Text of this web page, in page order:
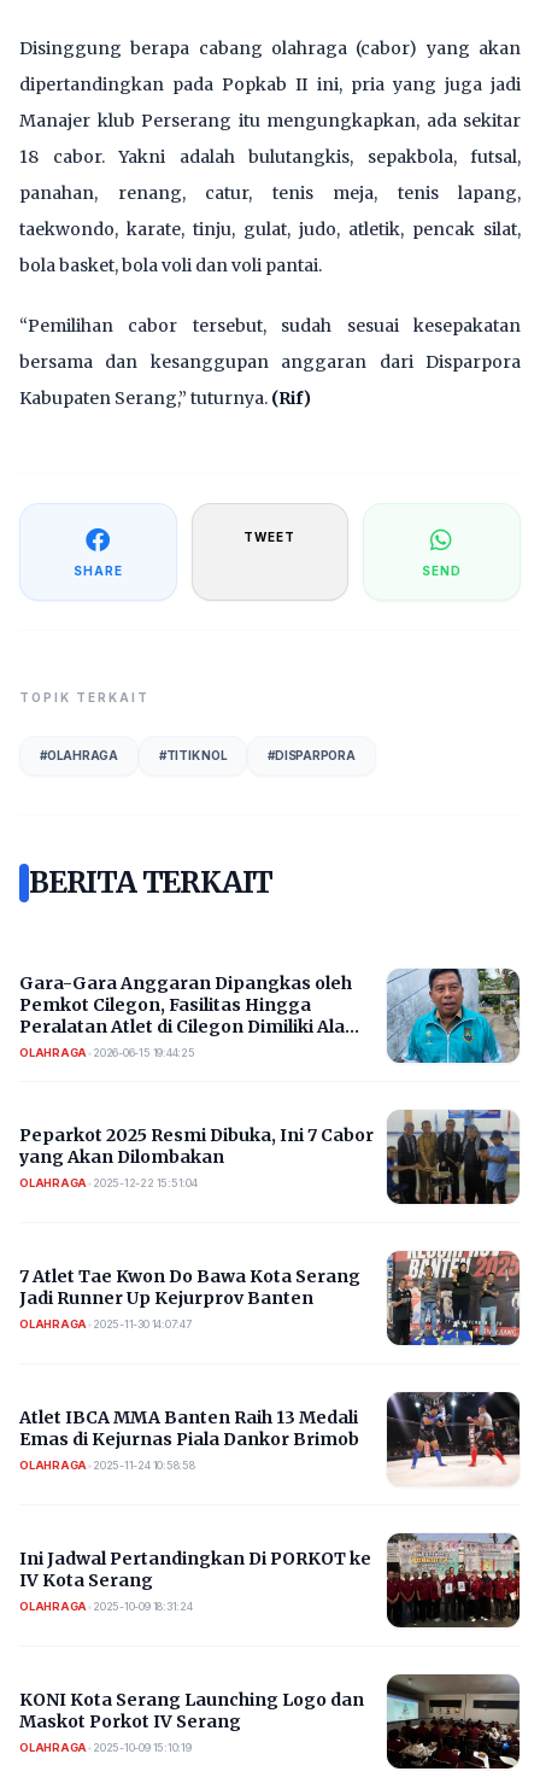
Disinggung berapa cabang olahraga (cabor) yang akan
dipertandingkan pada Popkab II ini, pria yang juga jadi
Manajer klub Perserang itu mengungkapkan, ada sekitar
18 cabor. Yakni adalah bulutangkis, sepakbola, futsal,
panahan, renang, catur, tenis meja, tenis lapang,
taekwondo, karate, tinju, gulat, judo, atletik, pencak silat,
bola basket, bola voli dan voli pantai.
“Pemilihan cabor tersebut, sudah sesuai kesepakatan
bersama dan kesanggupan anggaran dari Disparpora
Kabupaten Serang,” tuturnya. (Rif)
SHARE
TWEET
SEND
TOPIK TERKAIT
#OLAHRAGA #TITIK NOL #DISPARPORA
BERITA TERKAIT
Gara-Gara Anggaran Dipangkas oleh
Pemkot Cilegon, Fasilitas Hingga
Peralatan Atlet di Cilegon Dimiliki Ala
Kadarnya
OLAHRAGA• 2026-06-15 19:44:25
Peparkot 2025 Resmi Dibuka, Ini 7 Cabor
yang Akan Dilombakan
OLAHRAGA• 2025-12-22 15:51:04
7 Atlet Tae Kwon Do Bawa Kota Serang
Jadi Runner Up Kejurprov Banten
OLAHRAGA• 2025-11-30 14:07:47
Atlet IBCA MMA Banten Raih 13 Medali
Emas di Kejurnas Piala Dankor Brimob
OLAHRAGA• 2025-11-24 10:58:58
Ini Jadwal Pertandingkan Di PORKOT ke
IV Kota Serang
OLAHRAGA• 2025-10-09 18:31:24
KONI Kota Serang Launching Logo dan
Maskot Porkot IV Serang
OLAHRAGA• 2025-10-09 15:10:19